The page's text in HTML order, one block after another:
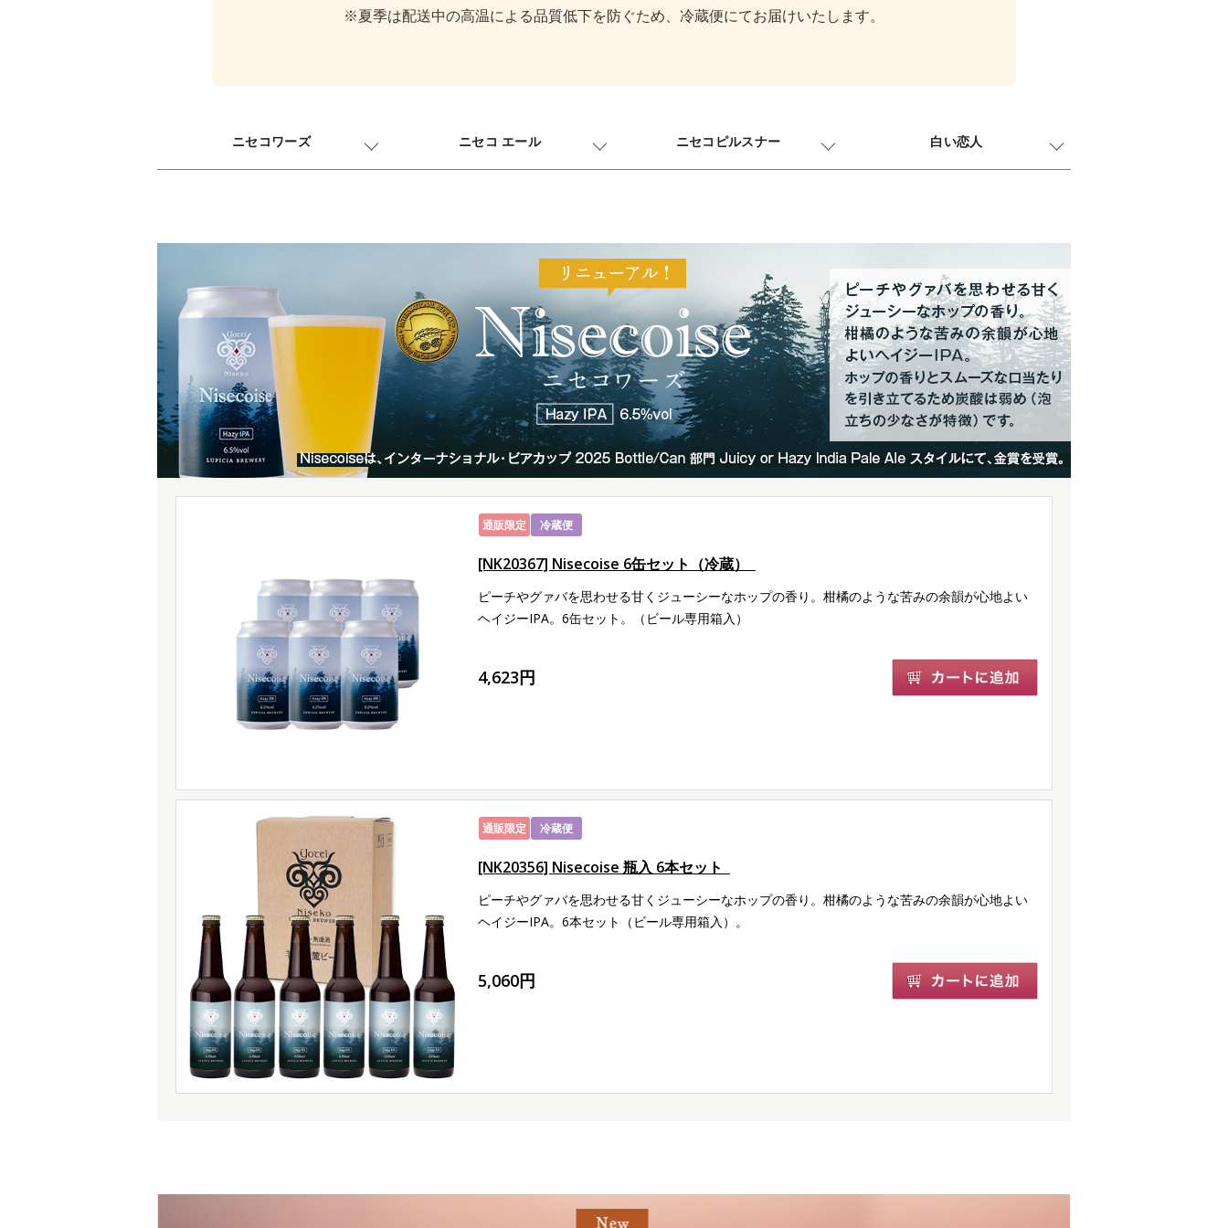
※夏季は配送中の高温による品質低下を防ぐため、冷蔵便にてお届けいたします。
ニセコワーズ ニセコ エール ニセコピルスナー 白い恋人
通販限定 冷蔵便
[NK20367] Nisecoise 6缶セット（冷蔵）
ピーチやグァバを思わせる甘くジューシーなホップの香り。柑橘のような苦みの余韻が心地よい
ヘイジーIPA。6缶セット。（ビール専用箱入）
4,623円
通販限定 冷蔵便
[NK20356] Nisecoise 瓶入 6本セット
ピーチやグァバを思わせる甘くジューシーなホップの香り。柑橘のような苦みの余韻が心地よい
ヘイジーIPA。6本セット（ビール専用箱入）。
5,060円